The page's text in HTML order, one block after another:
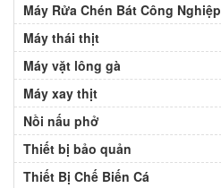
Máy Rửa Chén Bát Công Nghiệp
Máy thái thịt
Máy vặt lông gà
Máy xay thịt
Nồi nấu phở
Thiết bị bảo quản
Thiết Bị Chế Biến Cá